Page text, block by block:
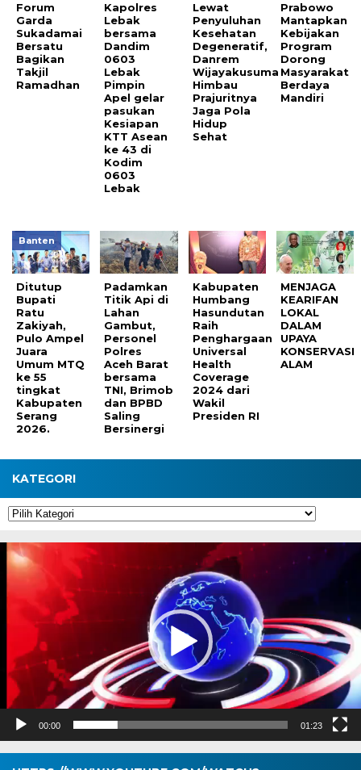
Forum
Garda
Sukadamai
Bersatu
Bagikan
Takjil
Ramadhan
Kapolres
Lebak
bersama
Dandim
0603
Lebak
Pimpin
Apel gelar
pasukan
Kesiapan
KTT Asean
ke 43 di
Kodim
0603
Lebak
Lewat
Penyuluhan
Kesehatan
Degeneratif,
Danrem
Wijayakusuma
Himbau
Prajuritnya
Jaga Pola
Hidup
Sehat
Prabowo
Mantapkan
Kebijakan
Program
Dorong
Masyarakat
Berdaya
Mandiri
Banten
Ditutup
Bupati
Ratu
Zakiyah,
Pulo Ampel
Juara
Umum MTQ
ke 55
tingkat
Kabupaten
Serang
2026.
Padamkan
Titik Api di
Lahan
Gambut,
Personel
Polres
Aceh Barat
bersama
TNI, Brimob
dan BPBD
Saling
Bersinergi
Kabupaten
Humbang
Hasundutan
Raih
Penghargaan
Universal
Health
Coverage
2024 dari
Wakil
Presiden RI
MENJAGA
KEARIFAN
LOKAL
DALAM
UPAYA
KONSERVASI
ALAM
KATEGORI
Kategori
Pemutar
Video
00:00 01:23